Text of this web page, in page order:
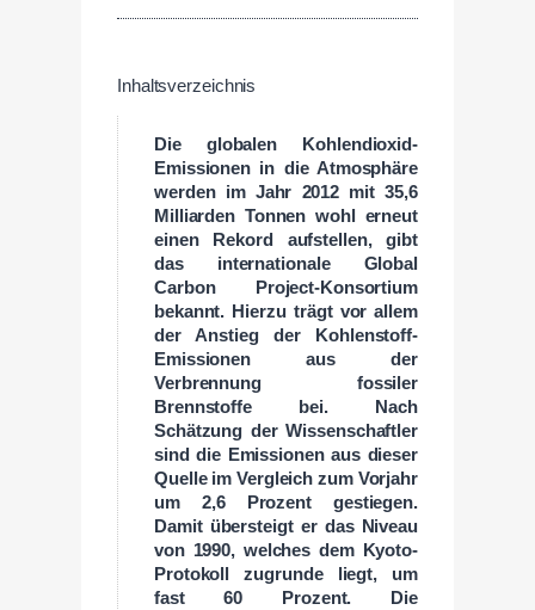
Inhaltsverzeichnis
Die globalen Kohlendioxid-
Emissionen in die Atmosphäre
werden im Jahr 2012 mit 35,6
Milliarden Tonnen wohl erneut
einen Rekord aufstellen, gibt
das internationale Global
Carbon Project-Konsortium
bekannt. Hierzu trägt vor allem
der Anstieg der Kohlenstoff-
Emissionen aus der
Verbrennung fossiler
Brennstoffe bei. Nach
Schätzung der Wissenschaftler
sind die Emissionen aus dieser
Quelle im Vergleich zum Vorjahr
um 2,6 Prozent gestiegen.
Damit übersteigt er das Niveau
von 1990, welches dem Kyoto-
Protokoll zugrunde liegt, um
fast 60 Prozent. Die